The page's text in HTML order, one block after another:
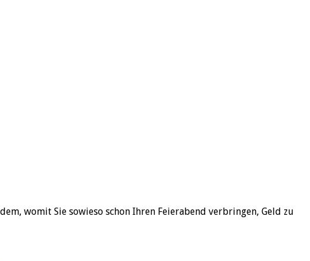
womit Sie sowieso schon Ihren Feierabend verbringen, Geld zu